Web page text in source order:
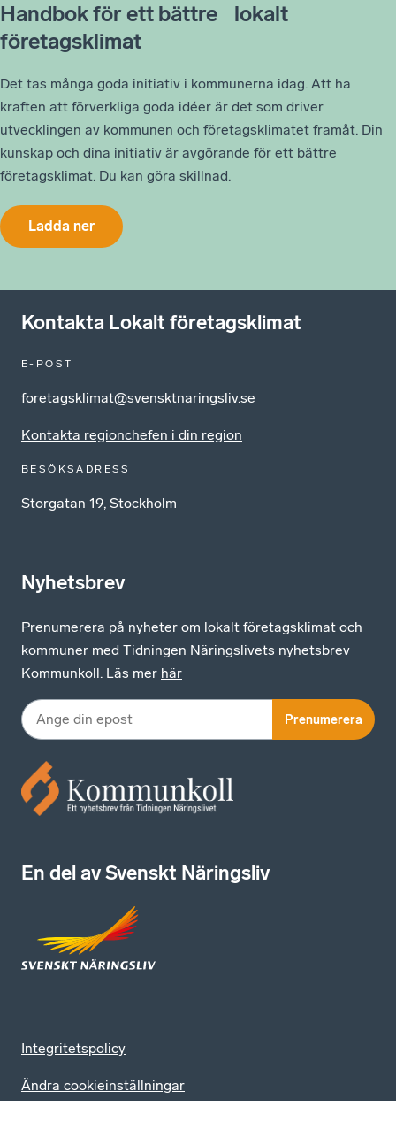
Handbok för ett bättre lokalt
företagsklimat
Det tas många goda initiativ i kommunerna idag. Att ha
kraften att förverkliga goda idéer är det som driver
utvecklingen av kommunen och företagsklimatet framåt. Din
kunskap och dina initiativ är avgörande för ett bättre
företagsklimat. Du kan göra skillnad.
Ladda ner
Kontakta Lokalt företagsklimat
E-POST
foretagsklimat@svensktnaringsliv.se
Kontakta regionchefen i din region
BESÖKSADRESS
Storgatan 19, Stockholm
Nyhetsbrev
Prenumerera på nyheter om lokalt företagsklimat och
kommuner med Tidningen Näringslivets nyhetsbrev
Kommunkoll. Läs mer här
Prenumerera
En del av Svenskt Näringsliv
Integritetspolicy
Ändra cookieinställningar